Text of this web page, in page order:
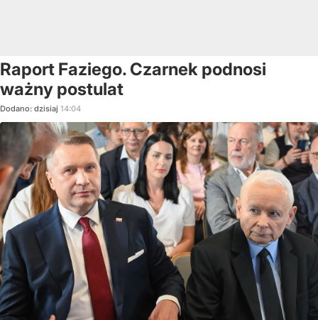
Raport Faziego. Czarnek podnosi
ważny postulat
Dodano: dzisiaj 14:04